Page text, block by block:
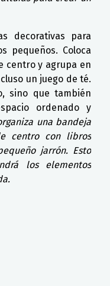
decorativas para
pequeños. Coloca
centro y agrupa en
un juego de té.
sino que también
ordenado y
una bandeja
centro con libros
jarrón. Esto
los elementos